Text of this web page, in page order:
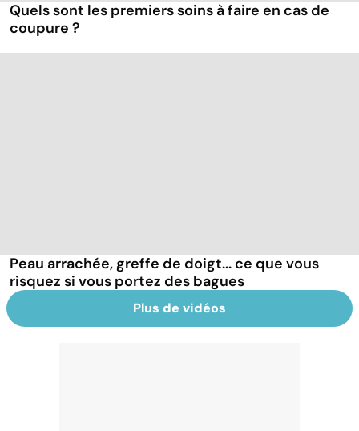
Quels sont les premiers soins à faire en cas de
coupure ?
Peau arrachée, greffe de doigt... ce que vous
risquez si vous portez des bagues
Plus de vidéos